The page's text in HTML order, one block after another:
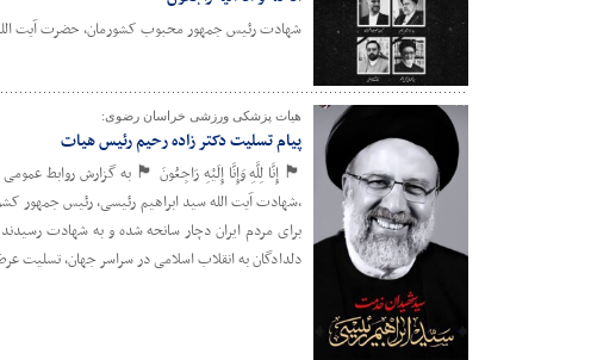
شهادت رئیس جمهور محبوب کشورمان، حضرت آیت
هیات پزشکی ورزشی خراسان رضوی:
پیام تسلیت دکتر زاده رحیم رئیس هیات
🏴 إِنَّا لِلَّهِ وَإِنَّا إِلَیْهِ رَاجِعُونَ 🏴 به گزارش روابط
،شهادت آیت الله سید ابراهیم رئیسی، رئیس جمهور
برای مردم ایران دچار سانحه شده و به شهادت
دلدادگان به انقلاب اسلامی در سراسر جهان، تسلیت